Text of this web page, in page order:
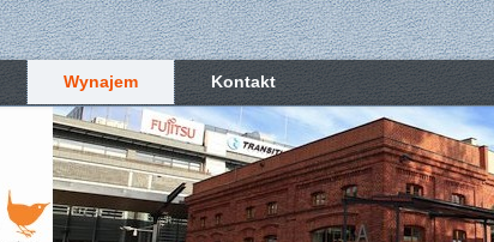
Wynajem Kontakt